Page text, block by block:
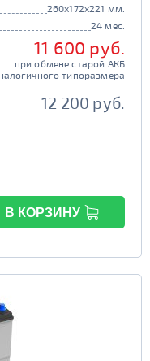
260x172x221 мм.
24 мес.
11 600 руб.
при обмене старой АКБ
типоразмера
12 200 руб.
В КОРЗИНУ